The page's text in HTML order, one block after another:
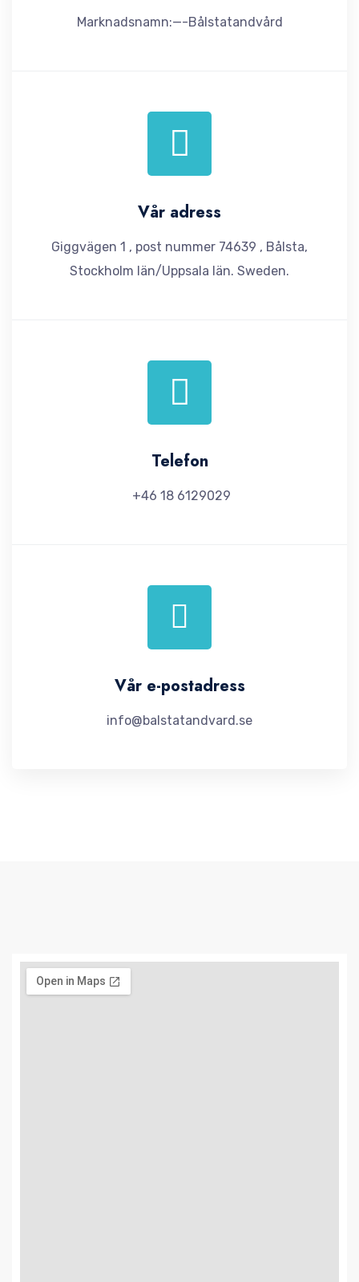
Marknadsnamn:—-Bålstatandvård
Vår adress
Giggvägen 1 , post nummer 74639 , Bålsta,
Stockholm län/Uppsala län. Sweden.
Telefon
+46 18 6129029
Vår e-postadress
info@balstatandvard.se